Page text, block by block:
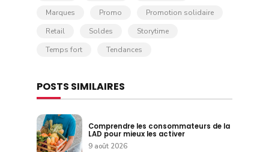
Marques
Promo
Promotion solidaire
Retail
Soldes
Storytime
Temps fort
Tendances
POSTS SIMILAIRES
Comprendre les consommateurs de la
LAD pour mieux les activer
9 août 2026